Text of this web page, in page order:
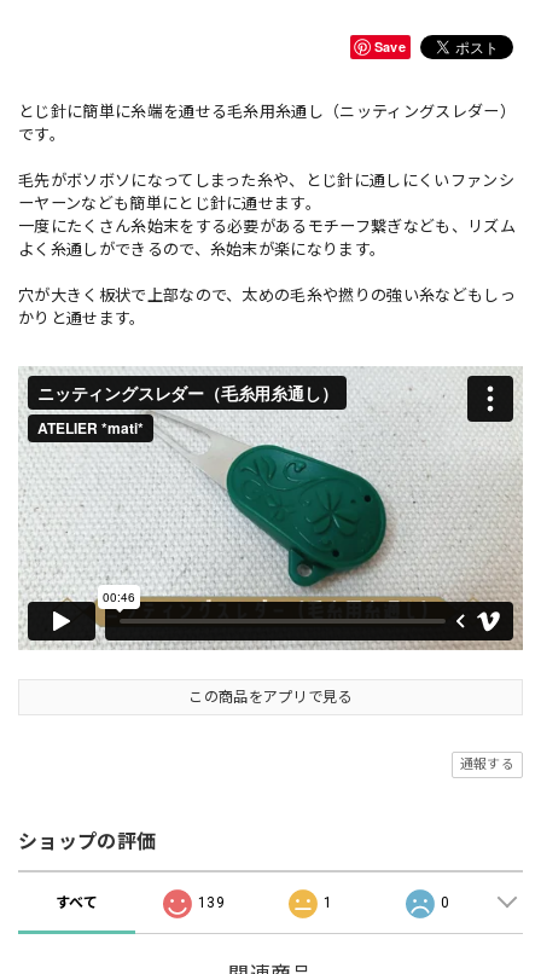
Save
とじ針に簡単に糸端を通せる毛糸用糸通し（ニッティングスレダー）
です。
毛先がボソボソになってしまった糸や、とじ針に通しにくいファンシ
ーヤーンなども簡単にとじ針に通せます。
一度にたくさん糸始末をする必要があるモチーフ繋ぎなども、リズム
よく糸通しができるので、糸始末が楽になります。
穴が大きく板状で上部なので、太めの毛糸や撚りの強い糸などもしっ
かりと通せます。
この商品をアプリで見る
通報する
ショップの評価
すべて 139 1 0